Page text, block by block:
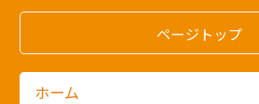
ページトップ
ホーム